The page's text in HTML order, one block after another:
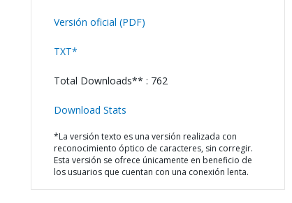
Versión oficial (PDF)
TXT*
Total Downloads** : 762
Download Stats
*La versión texto es una versión realizada con
reconocimiento óptico de caracteres, sin corregir.
Esta versión se ofrece únicamente en beneficio de
los usuarios que cuentan con una conexión lenta.